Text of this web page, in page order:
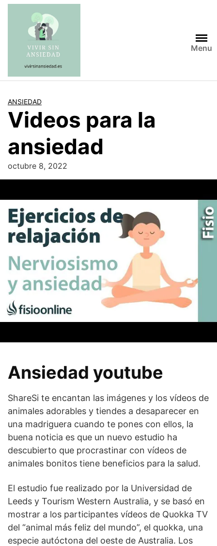
Saltar
contenido
Menu
ANSIEDAD
Videos para la
ansiedad
octubre 8, 2022
Ansiedad youtube
ShareSi te encantan las imágenes y los vídeos de
animales adorables y tiendes a desaparecer en
una madriguera cuando te pones con ellos, la
buena noticia es que un nuevo estudio ha
descubierto que procrastinar con vídeos de
animales bonitos tiene beneficios para la salud.
El estudio fue realizado por la Universidad de
Leeds y Tourism Western Australia, y se basó en
mostrar a los participantes vídeos de Quokka TV
del “animal más feliz del mundo”, el quokka, una
especie autóctona del oeste de Australia. Los